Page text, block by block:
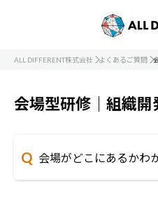
ALL DIFFERENT株式会社 よくあるご質問
会場型研修｜組織開
会場がどこにあるかわ